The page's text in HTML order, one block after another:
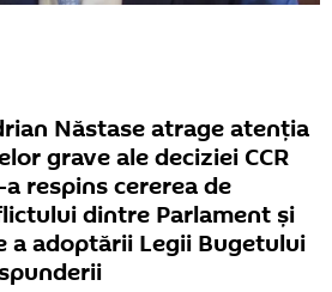
Năstase atrage atenția
grave ale deciziei CCR
respins cererea de
dintre Parlament şi
a adoptării Legii Bugetului